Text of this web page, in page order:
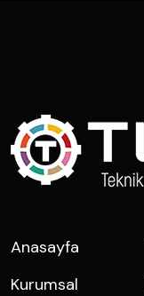
Anasayfa
Kurumsal